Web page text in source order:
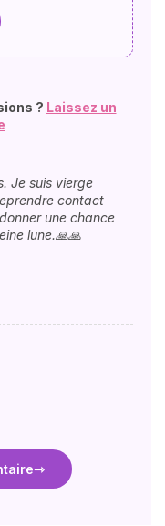
? Laissez un
Je suis vierge
contact
une chance
lune.🙏🙏